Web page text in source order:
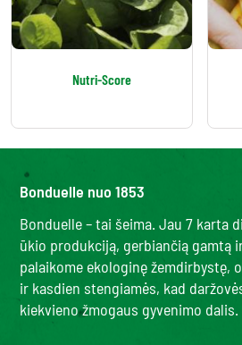
Nutri-Score
Bonduelle nuo 1853
Bonduelle – tai šeima. Jau 7 karta
ūkio produkciją, gerbiančią gamtą
palaikome ekologinę žemdirbystę,
ir kasdien stengiamės, kad
kiekvieno žmogaus gyvenimo dalis.